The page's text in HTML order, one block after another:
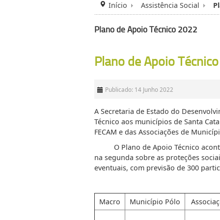
Início Assistência Social
Plano de Apoio Técnico 2022
Plano de Apoio
Publicado: 14 Junho 2022
A Secretaria de Estado do
Técnico aos municípios de Santa
FECAM e das Associações de
O Plano de Apoio Técnico
na segunda sobre as proteções
eventuais, com previsão de 300
Macro Município Pólo